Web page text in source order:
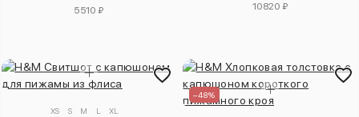
5510 ₽
10820 ₽
XS S M L XL
–48%